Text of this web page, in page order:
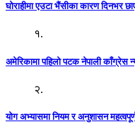
घोराहीमा एउटा भैंसीका कारण दिनभर
१.
अमेरिकामा पहिलो पटक नेपाली काँग्रेस
२.
योग अभ्यासमा नियम र अनुशासन